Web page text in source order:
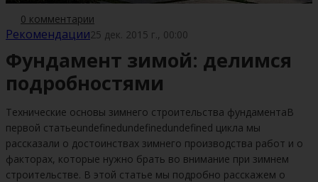
0 комментарии
Рекомендации25 дек. 2015 г., 00:00
Фундамент зимой: делимся
подробностями
Технические основы зимнего строительства фундаментаВ
первой статьеundefinedundefinedundefined цикла мы
рассказали о достоинствах зимнего производства работ и о
факторах, которые нужно брать во внимание при зимнем
строительстве. В этой статье мы подробно расскажем о